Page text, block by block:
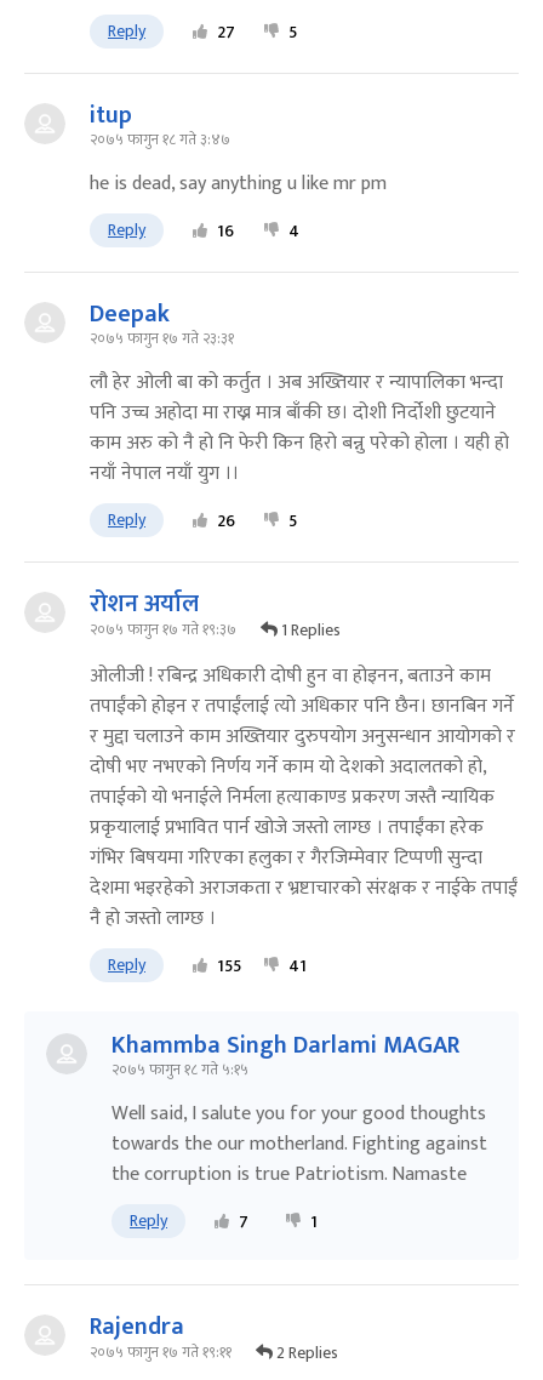
Reply 27 5
itup
२०७५ फागुन १८ गते ३:४७
he is dead, say anything u like mr pm
Reply 16 4
Deepak
२०७५ फागुन १७ गते २३:३१
लौ हेर ओली बा को कर्तुत । अब अख्तियार र न्यापालिका भन्दा
पनि उच्च अहोदा मा राख्न मात्र बाँकी छ। दोशी निर्दोशी छुटयाने
काम अरु को नै हो नि फेरी किन हिरो बन्नु परेको होला । यही हो
नयाँ नेपाल नयाँ युग ।।
Reply 26 5
रोशन अर्याल
२०७५ फागुन १७ गते १९:३७ 1 Replies
ओलीजी ! रबिन्द्र अधिकारी दोषी हुन वा होइनन, बताउने काम
तपाईंको होइन र तपाईंलाई त्यो अधिकार पनि छैन। छानबिन गर्ने
र मुद्दा चलाउने काम अख्तियार दुरुपयोग अनुसन्धान आयोगको र
दोषी भए नभएको निर्णय गर्ने काम यो देशको अदालतको हो,
तपाईको यो भनाईले निर्मला हत्याकाण्ड प्रकरण जस्तै न्यायिक
प्रकृयालाई प्रभावित पार्न खोजे जस्तो लाग्छ । तपाईंका हरेक
गंभिर बिषयमा गरिएका हलुका र गैरजिम्मेवार टिप्पणी सुन्दा
देशमा भइरहेको अराजकता र भ्रष्टाचारको संरक्षक र नाईके तपाईं
नै हो जस्तो लाग्छ ।
Reply 155 41
Khammba Singh Darlami MAGAR
२०७५ फागुन १८ गते ५:१५
Well said, I salute you for your good thoughts
towards the our motherland. Fighting against
the corruption is true Patriotism. Namaste
Reply 7 1
Rajendra
२०७५ फागुन १७ गते १९:११ 2 Replies